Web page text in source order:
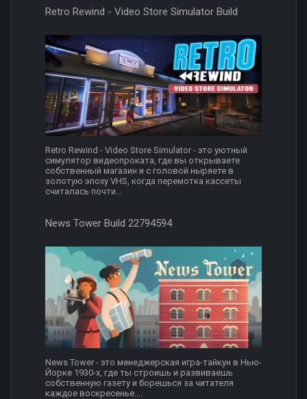
Retro Rewind - Video Store Simulator Build
Retro Rewind - Video Store Simulator - это уютный
симулятор видеопроката, где вы открываете
собственный магазин и с головой ныряете в
золотую эпоху VHS, когда перемотка кассеты
считалась почти...
News Tower Build 22794594
News Tower - это менеджерская игра-тайкун в Нью-
Йорке 1930-х, где ты строишь и развиваешь
собственную газету и борешься за читателя
каждое воскресенье....